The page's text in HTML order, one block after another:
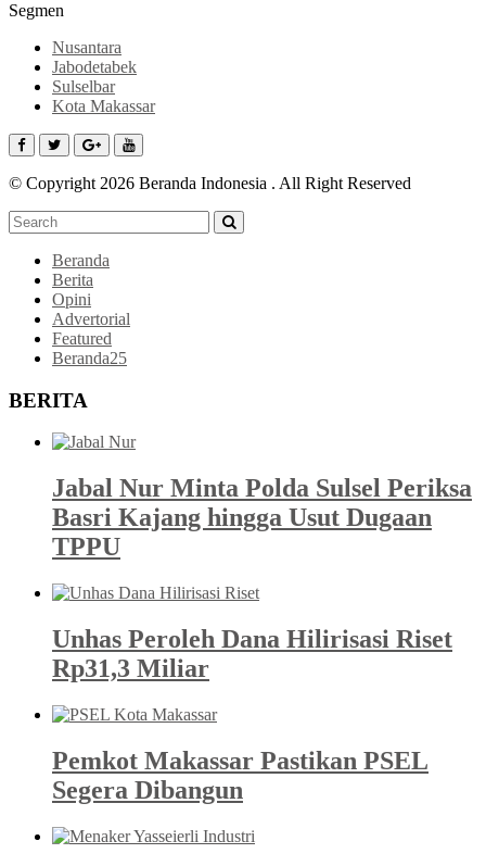
Segmen
Nusantara
Jabodetabek
Sulselbar
Kota Makassar
© Copyright 2026 Beranda Indonesia . All Right Reserved
Beranda
Berita
Opini
Advertorial
Featured
Beranda25
BERITA
Jabal Nur Minta Polda Sulsel Periksa
Basri Kajang hingga Usut Dugaan
TPPU
Unhas Peroleh Dana Hilirisasi Riset
Rp31,3 Miliar
Pemkot Makassar Pastikan PSEL
Segera Dibangun